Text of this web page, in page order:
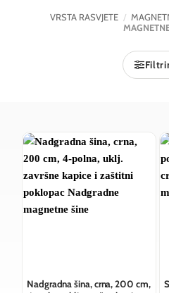
VRSTA RASVJETE /
Nadgradna šina, crna, 200 cm,